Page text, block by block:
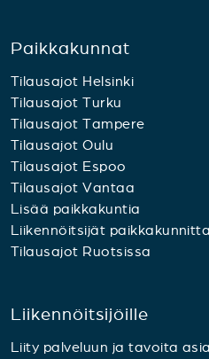
Paikkakunnat
Tilausajot Helsinki
Tilausajot Turku
Tilausajot Tampere
Tilausajot Oulu
Tilausajot Espoo
Tilausajot Vantaa
Lisää paikkakuntia
Liikennöitsijät
Tilausajot Ruotsissa
Liikennöitsijöille
Liity palveluun ja tavoita